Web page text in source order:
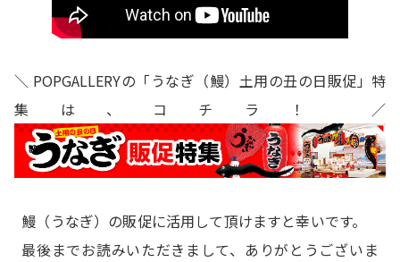
＼ POPGALLERYの「うなぎ（鰻）土用の丑の日販促」特
集は、コチラ！ ／
鰻（うなぎ）の販促に活用して頂けますと幸いです。
最後までお読みいただきまして、ありがとうございま